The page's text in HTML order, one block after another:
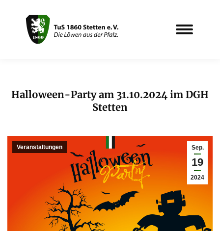
Halloween-Party am 31.10.2024 im DGH
Stetten
Sep.
19
2024
Veranstaltungen